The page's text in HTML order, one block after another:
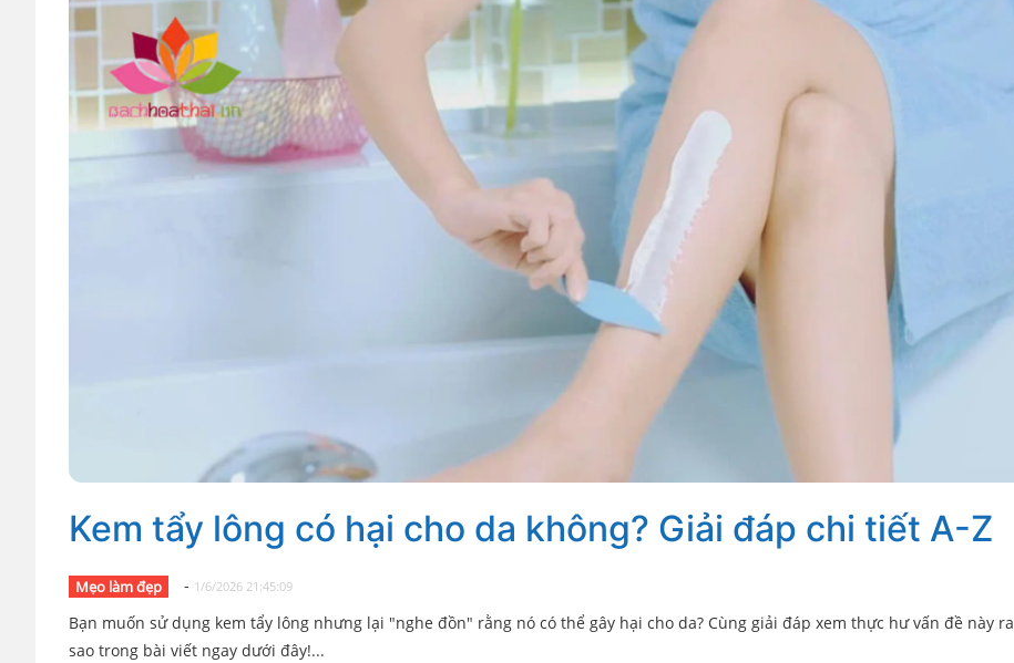
Kem tẩy lông có hại cho da không? Giải đáp chi tiết A-Z
Mẹo làm đẹp - 1/6/2026 21:45:09
Bạn muốn sử dụng kem tẩy lông nhưng lại "nghe đồn" rằng nó có thể gây hại cho da? Cùng giải đáp xem thực hư vấn đề này ra
sao trong bài viết ngay dưới đây!...